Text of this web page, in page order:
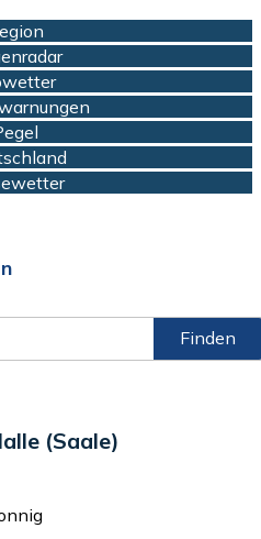
Finden
(Saale)